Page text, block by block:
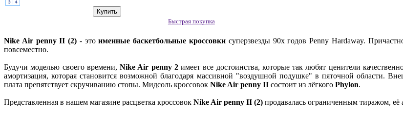
Быстрая покупка
Nike Air penny II (2) - этоименные баскетбольные кроссовкисуперзвезды 90х годовPenny Hardaway.
повсеместно.
Будучи моделью своего времени,Nike Air penny 2имеет все достоинства, которые так любят ценители
амортизация, которая становится возможной благодаря массивной "воздушной подушке" в пяточной области.
плата препятствует скручиванию стопы. Мидсоль кроссовок Nike Air penny II состоит из лёгкого Phylon.
Представленная в нашем магазине расцветка кроссовок Nike Air penny II (2) продавалась ограниченным тиражом, её